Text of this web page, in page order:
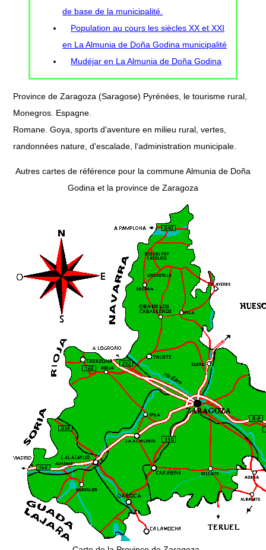
de base de la municipalité.
Population au cours les siècles XX et XXI
en La Almunia de Doña Godina municipalité
Mudéjar en La Almunia de Doña Godina
Province de Zaragoza (Saragose) Pyrénées, le tourisme rural,
Monegros. Espagne.
Romane. Goya, sports d'aventure en milieu rural, vertes,
randonnées nature, d'escalade, l'administration municipale.
Autres cartes de référence pour la commune Almunia de Doña
Godina et la province de Zaragoza